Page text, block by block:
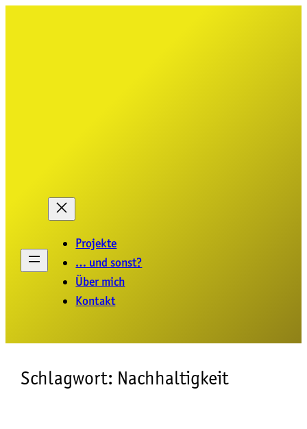
Projekte
… und sonst?
Über mich
Kontakt
Schlagwort: Nachhaltigkeit